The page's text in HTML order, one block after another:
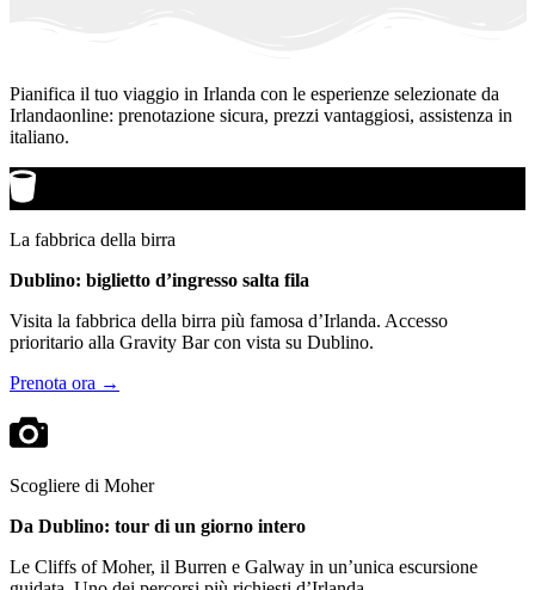
Pianifica il tuo viaggio in Irlanda con le esperienze selezionate da
Irlandaonline: prenotazione sicura, prezzi vantaggiosi, assistenza in
italiano.
La fabbrica della birra
Dublino: biglietto d’ingresso salta fila
Visita la fabbrica della birra più famosa d’Irlanda. Accesso
prioritario alla Gravity Bar con vista su Dublino.
Prenota ora →
Scogliere di Moher
Da Dublino: tour di un giorno intero
Le Cliffs of Moher, il Burren e Galway in un’unica escursione